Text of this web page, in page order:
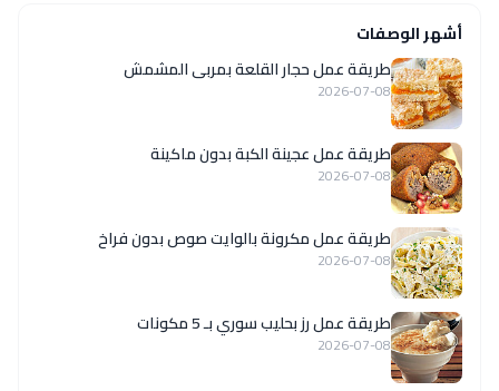
أشهر الوصفات
طريقة عمل حجار القلعة بمربى المشمش
2026-07-08
طريقة عمل عجينة الكبة بدون ماكينة
2026-07-08
طريقة عمل مكرونة بالوايت صوص بدون فراخ
2026-07-08
طريقة عمل رز بحليب سوري بـ 5 مكونات
2026-07-08